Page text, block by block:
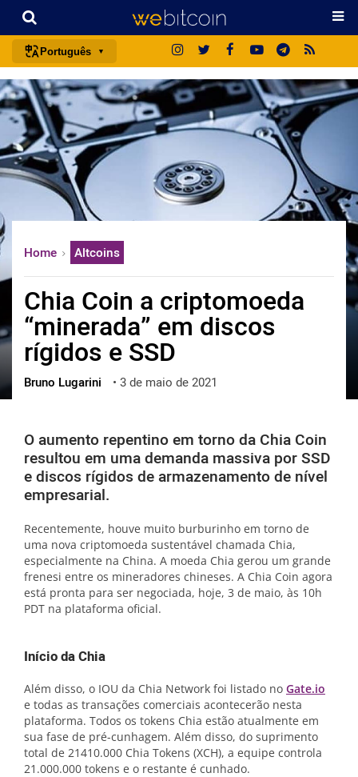
Português
português (BR)
english
español
français
italiano
deutsch
中文
한국어
العربية
ไทย
ქართული
Home Altcoins
Chia Coin a criptomoeda
“minerada” em discos
rígidos e SSD
Bruno Lugarini • 3 de maio de 2021
O aumento repentino em torno da Chia Coin
resultou em uma demanda massiva por SSD
e discos rígidos de armazenamento de nível
empresarial.
Recentemente, houve muito burburinho em torno de
uma nova criptomoeda sustentável chamada Chia,
especialmente na China. A moeda Chia gerou um grande
frenesi entre os mineradores chineses. A Chia Coin agora
está pronta para ser negociada, hoje, 3 de maio, às 10h
PDT na plataforma oficial.
Início da Chia
Além disso, o IOU da Chia Network foi listado no Gate.io
e todas as transações comerciais acontecerão nesta
plataforma. Todos os tokens Chia estão atualmente em
sua fase de pré-cunhagem. Além disso, do suprimento
total de 21410.000 Chia Tokens (XCH), a equipe controla
21.000.000 tokens e o restante é cunhado.